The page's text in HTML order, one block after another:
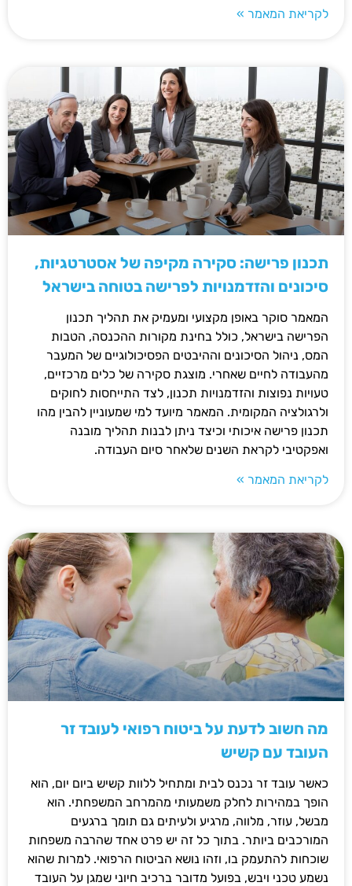
לקריאת המאמר »
תכנון פרישה: סקירה מקיפה של אסטרטגיות,
סיכונים והזדמנויות לפרישה בטוחה בישראל
המאמר סוקר באופן מקצועי ומעמיק את תהליך תכנון
הפרישה בישראל, כולל בחינת מקורות ההכנסה, הטבות
המס, ניהול הסיכונים וההיבטים הפסיכולוגיים של המעבר
מהעבודה לחיים שאחרי. מוצגת סקירה של כלים מרכזיים,
טעויות נפוצות והזדמנויות תכנון, לצד התייחסות לחוקים
ולרגולציה המקומית. המאמר מיועד למי שמעוניין להבין מהו
תכנון פרישה איכותי וכיצד ניתן לבנות תהליך מובנה
ואפקטיבי לקראת השנים שלאחר סיום העבודה.
לקריאת המאמר »
מה חשוב לדעת על ביטוח רפואי לעובד זר
העובד עם קשיש
כאשר עובד זר נכנס לבית ומתחיל ללוות קשיש ביום יום, הוא
הופך במהירות לחלק משמעותי מהמרחב המשפחתי. הוא
מבשל, עוזר, מלווה, מרגיע ולעיתים גם תומך ברגעים
המורכבים ביותר. בתוך כל זה יש פרט אחד שהרבה משפחות
שוכחות להתעמק בו, וזהו נושא הביטוח הרפואי. למרות שהוא
נשמע טכני ויבש, בפועל מדובר ברכיב חיוני שמגן על העובד